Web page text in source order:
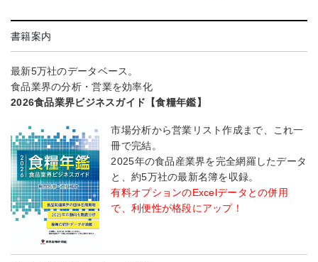
書籍案内
最新5万社のデータベース。
食品業界の分析・営業を効率化
2026食品業界ビジネスガイド【食糧年鑑】
市場分析から営業リスト作成まで、これ一
冊で完結。
2025年の食品産業界を完全網羅したデータ
と、約5万社の最新名簿を収録。
有料オプションのExcelデータとの併用
で、利便性が格段にアップ！